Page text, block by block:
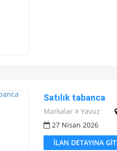
Satılık tabanca
Markalar Yavuz
27 Nisan 2026
İLAN DETAYINA GIT